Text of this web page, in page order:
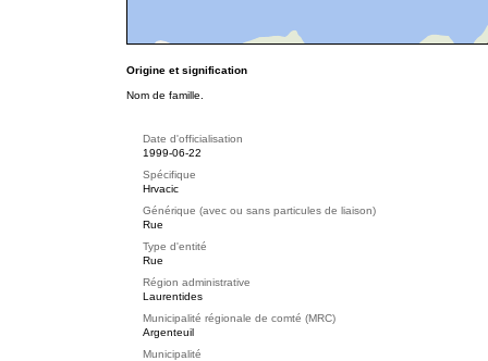
Origine et signification
Nom de famille.
Date d'officialisation
1999-06-22
Spécifique
Hrvacic
Générique (avec ou sans particules de liaison)
Rue
Type d'entité
Rue
Région administrative
Laurentides
Municipalité régionale de comté (MRC)
Argenteuil
Municipalité